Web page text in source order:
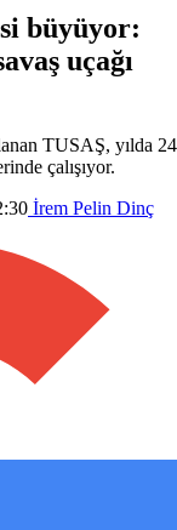
büyüyor:
uçağı
TUSAŞ, yılda 24
çalışıyor.
İrem Pelin Dinç